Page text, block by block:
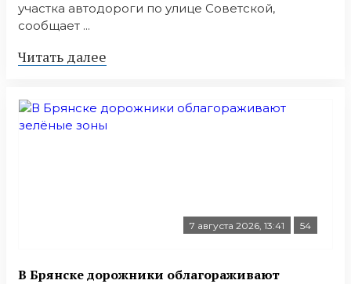
участка автодороги по улице Советской,
сообщает ...
Читать далее
7 августа 2026, 13:41 54
В Брянске дорожники облагораживают